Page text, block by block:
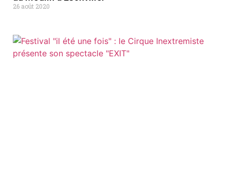
26 août 2020